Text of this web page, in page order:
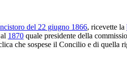
del 22 giugno 1866, ricevette la
al 1870 quale presidente della
che sospese il Concilio e di quella